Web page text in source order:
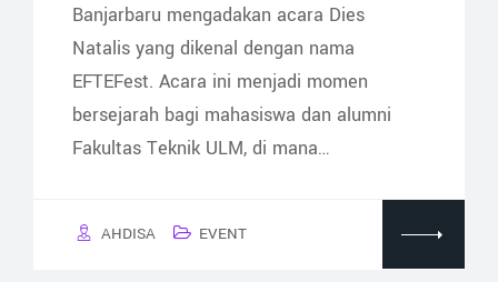
Banjarbaru mengadakan acara Dies
Natalis yang dikenal dengan nama
EFTEFest. Acara ini menjadi momen
bersejarah bagi mahasiswa dan alumni
Fakultas Teknik ULM, di mana…
AHDISA EVENT